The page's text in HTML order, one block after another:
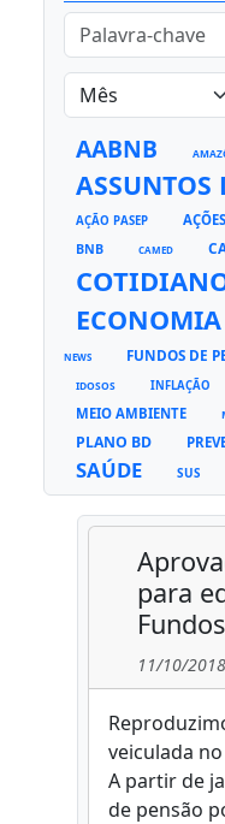
AABNB
ASSUNTOS
AÇÃO PASEP
BNB CAMED
ECONOMIA
NEWS FUNDOS DE
IDOSOS INFLAÇÃO
MEIO AMBIENTE
PLANO BD
SAÚDE SUS
para
11/10/2018
veiculada no
A partir de
de pensão